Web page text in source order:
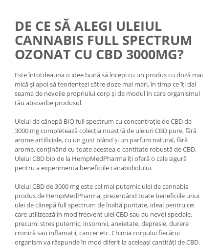
DE CE SĂ ALEGI ULEIUL
CANNABIS FULL SPECTRUM
OZONAT CU CBD 3000MG?
Este întotdeauna o idee bună să începi cu un produs cu doză mai
mică și apoi să teorientezi către doze mai mari, în timp ce îți dai
seama de nevoile propriului corp și de modul în care organismul
tău absoarbe produsul.
Uleiul de cânepă BIO full spectrum cu concentrație de CBD de
3000 mg completează colecția noastră de uleiuri CBD pure, fără
arome artificiale, cu un gust blând și un parfum natural, fără
arome, conținând cu toate acestea o cantitate robustă de CBD.
Uleiul CBD bio de la HempMedPharma îți oferă o cale sigură
pentru a experimenta beneficiile canabidiolului.
Uleiul CBD de 3000 mg este cel mai puternic ulei de cannabis
produs de HempMedPharma, prezentând toate beneficiile unui
ulei de cânepă full spectrum de înaltă puritate, ideal pentru cei
care utilizează în mod frecvent ulei CBD sau au nevoi speciale,
precum: stres puternic, insomnii, anxietate, depresie, durere
cronică sau inflamații, cancer etc. Chimia corpului fiecărui
organism va răspunde în mod diferit la aceleași cantități de CBD.